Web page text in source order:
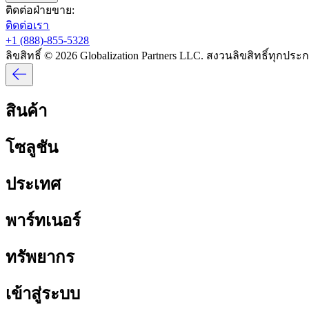
ติดต่อฝ่ายขาย:​​
ติดต่อเรา​​
+1 (888)-855-5328​​
ลิขสิทธิ์ © 2026 Globalization Partners LLC. สงวนลิขสิทธิ์ทุกประ
สินค้า​​
โซลูชัน​​
ประเทศ​​
พาร์ทเนอร์​​
ทรัพยากร​​
เข้าสู่ระบบ​​